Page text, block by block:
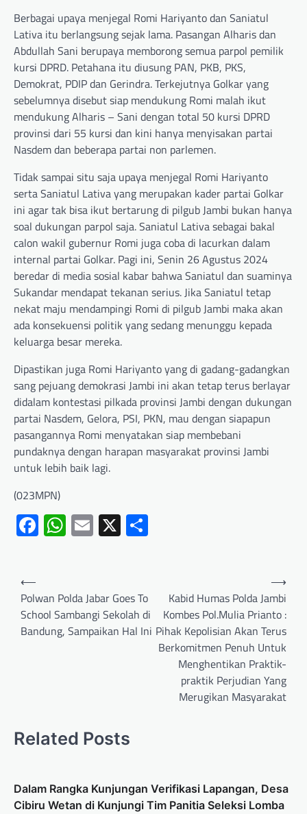
Berbagai upaya menjegal Romi Hariyanto dan Saniatul
Lativa itu berlangsung sejak lama. Pasangan Alharis dan
Abdullah Sani berupaya memborong semua parpol pemilik
kursi DPRD. Petahana itu diusung PAN, PKB, PKS,
Demokrat, PDIP dan Gerindra. Terkejutnya Golkar yang
sebelumnya disebut siap mendukung Romi malah ikut
mendukung Alharis – Sani dengan total 50 kursi DPRD
provinsi dari 55 kursi dan kini hanya menyisakan partai
Nasdem dan beberapa partai non parlemen.
Tidak sampai situ saja upaya menjegal Romi Hariyanto
serta Saniatul Lativa yang merupakan kader partai Golkar
ini agar tak bisa ikut bertarung di pilgub Jambi bukan hanya
soal dukungan parpol saja. Saniatul Lativa sebagai bakal
calon wakil gubernur Romi juga coba di lacurkan dalam
internal partai Golkar. Pagi ini, Senin 26 Agustus 2024
beredar di media sosial kabar bahwa Saniatul dan suaminya
Sukandar mendapat tekanan serius. Jika Saniatul tetap
nekat maju mendampingi Romi di pilgub Jambi maka akan
ada konsekuensi politik yang sedang menunggu kepada
keluarga besar mereka.
Dipastikan juga Romi Hariyanto yang di gadang-gadangkan
sang pejuang demokrasi Jambi ini akan tetap terus berlayar
didalam kontestasi pilkada provinsi Jambi dengan dukungan
partai Nasdem, Gelora, PSI, PKN, mau dengan siapapun
pasangannya Romi menyatakan siap membebani
pundaknya dengan harapan masyarakat provinsi Jambi
untuk lebih baik lagi.
(023MPN)
Facebook
WhatsApp
Email
X
⟵
Polwan Polda Jabar Goes To
School Sambangi Sekolah di
Bandung, Sampaikan Hal Ini
Kabid Humas Polda Jambi
Kombes Pol.Mulia Prianto :
Pihak Kepolisian Akan Terus
Berkomitmen Penuh Untuk
Menghentikan Praktik-
praktik Perjudian Yang
Merugikan Masyarakat
⟶
Related Posts
Dalam Rangka Kunjungan Verifikasi Lapangan, Desa
Cibiru Wetan di Kunjungi Tim Panitia Seleksi Lomba